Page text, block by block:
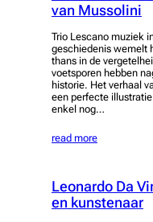
van Mussolini
Trio Lescano muziek
geschiedenis wemelt
thans in de
voetsporen hebben
historie. Het verhaal
een perfecte
enkel nog…
read more
Leonardo Da
en kunstenaar